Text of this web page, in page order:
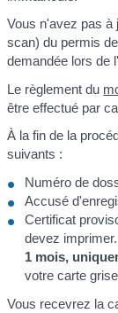
Vous n'avez pas à
scan) du permis
demandée lors de
Le règlement du
être effectué par
À la fin de la
suivants :
Numéro de
Accusé
Certificat
devez
1 mois,
votre carte
Vous recevrez la